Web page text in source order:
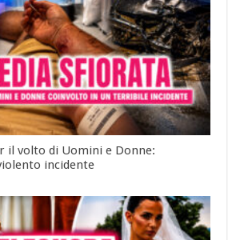
il volto di Uomini e Donne:
incidente